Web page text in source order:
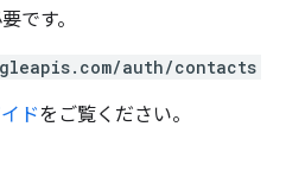
です。
auth/contacts
ドをご覧ください。